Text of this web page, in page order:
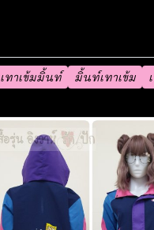
เทาเข้มมิ้นท์ มิ้นท์เทาเข้ม